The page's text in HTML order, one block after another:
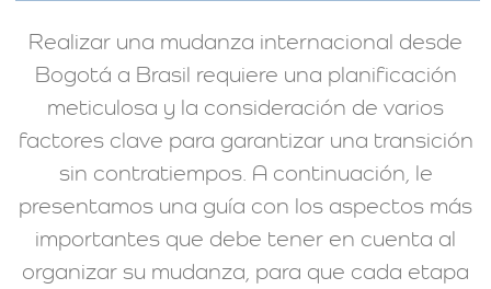
Realizar una mudanza internacional desde
Bogotá a Brasil requiere una planificación
meticulosa y la consideración de varios
factores clave para garantizar una transición
sin contratiempos. A continuación, le
presentamos una guía con los aspectos más
importantes que debe tener en cuenta al
organizar su mudanza, para que cada etapa